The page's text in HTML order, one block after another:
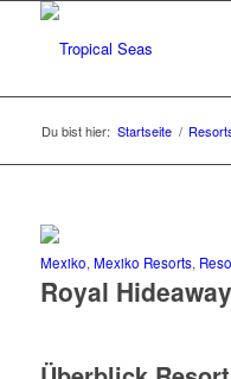
Du bist hier: Startseite /
Mexiko, Mexiko Resorts,
Royal